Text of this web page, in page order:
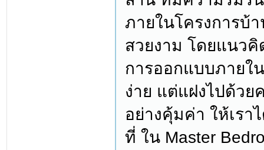
ภายในโครงการบ้
สวยงาม โดยแนว
การออกแบบภายใ
ง่าย แต่แฝงไปด้ว
อย่างคุ้มค่า ให้เรา
ที่ ใน Master